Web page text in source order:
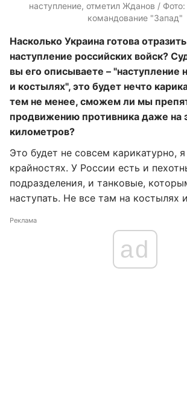
наступление, отметил Жданов /
командование "Запад"
Насколько Украина готова
наступление российских войск?
вы его описываете – "наступление
и костылях", это будет нечто
тем не менее, сможем ли мы
продвижению противника даже на
километров?
Это будет не совсем карикатурно,
крайностях. У России есть и
подразделения, и танковые,
наступать. Не все там на костылях
Реклама
ad